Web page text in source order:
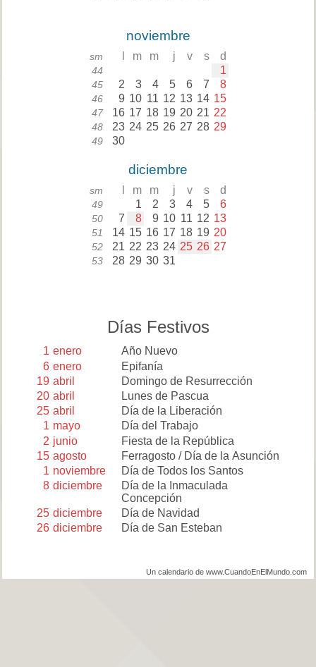
noviembre
sm m m j v s d
44 1
45 2 3 4 5 6 7 8
46 9 10 11 12 13 14 15
47 16 17 18 19 20 21 22
48 23 24 25 26 27 28 29
49 30
diciembre
sm m m j v s d
49 1 2 3 4 5 6
50 7 8 9 10 11 12 13
51 14 15 16 17 18 19 20
52 21 22 23 24 25 26 27
53 28 29 30 31
Días Festivos
1 enero
Año Nuevo
6 enero
Epifanía
19 abril
Domingo de Resurrección
20 abril
Lunes de Pascua
25 abril
Día de la Liberación
1 mayo
Día del Trabajo
2 junio
Fiesta de la República
15 agosto
Ferragosto / Día de la Asunción
1 noviembre
Día de Todos los Santos
8 diciembre
Día de la Inmaculada
Concepción
25 diciembre
Día de Navidad
26 diciembre Día de San Esteban
Un calendario de www.CuandoEnElMundo.com